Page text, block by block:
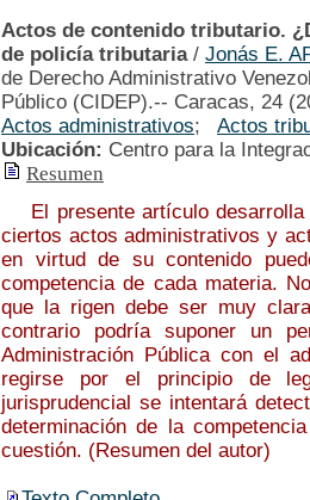
Actos de contenido tributario.
de policía tributaria/ Jonás E.
de Derecho Administrativo
Público (CIDEP).-- Caracas, 24
Actos administrativos; Actos
Ubicación: Centro para la
Resumen
El presente artículo desarrolla
ciertos actos administrativos y
en virtud de su contenido
competencia de cada materia.
que la rigen debe ser muy
contrario podría suponer un
Administración Pública con el
regirse por el principio de
jurisprudencial se intentará
determinación de la
cuestión. (Resumen del autor)